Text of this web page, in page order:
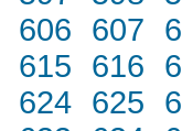
606 607
615 616
624 625